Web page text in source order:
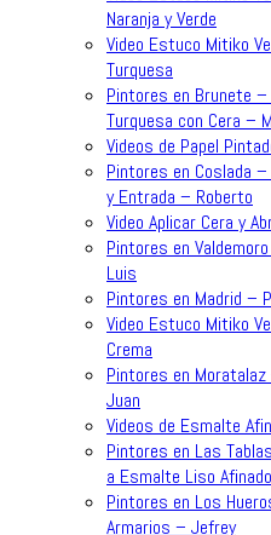
Naranja y Verde
Video Estuco Mitiko
Turquesa
Pintores en Brunete
Turquesa con Cera –
Videos de Papel
Pintores en Coslada
y Entrada – Roberto
Video Aplicar Cera y
Pintores en
Luis
Pintores en Madrid –
Video Estuco Mitiko
Crema
Pintores en
Juan
Videos de Esmalte
Pintores en Las
a Esmalte Liso
Pintores en Los
Armarios – Jefrey